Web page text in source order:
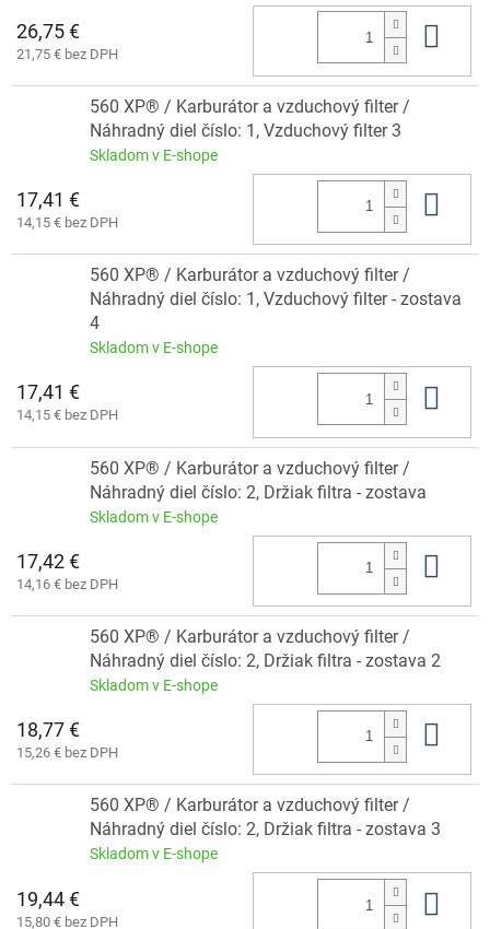
26,75 €
21,75 € bez DPH
560 XP® / Karburátor a vzduchový filter /
Náhradný diel číslo: 1, Vzduchový filter 3
Skladom v E-shope
17,41 €
14,15 € bez DPH
560 XP® / Karburátor a vzduchový filter /
Náhradný diel číslo: 1, Vzduchový filter - zostava
4
Skladom v E-shope
17,41 €
14,15 € bez DPH
560 XP® / Karburátor a vzduchový filter /
Náhradný diel číslo: 2, Držiak filtra - zostava
Skladom v E-shope
17,42 €
14,16 € bez DPH
560 XP® / Karburátor a vzduchový filter /
Náhradný diel číslo: 2, Držiak filtra - zostava 2
Skladom v E-shope
18,77 €
15,26 € bez DPH
560 XP® / Karburátor a vzduchový filter /
Náhradný diel číslo: 2, Držiak filtra - zostava 3
Skladom v E-shope
19,44 €
15,80 € bez DPH